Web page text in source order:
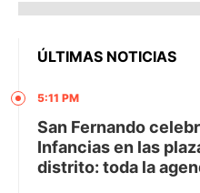
ÚLTIMAS NOTICIAS
5:11 PM
San Fernando
Infancias en las
distrito: toda la